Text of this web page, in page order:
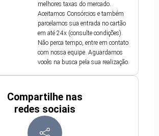
melhores taxas do mercado.
Aceitamos Consórcios e também
parcelamos sua entrada no cartão
em até 24x (consulte condições).
Não perca tempo, entre em contato
com nossa equipe. Aguardamos
vocês na busca pela sua realização.
Compartilhe nas
redes sociais